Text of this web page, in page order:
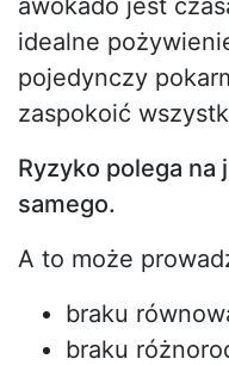
idealne
pojedynczy
zaspokoić
Ryzyko polega na
samego.
A to może
braku
braku